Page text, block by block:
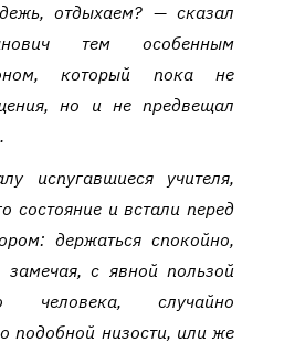
отдыхаем? — сказал
тем особенным
который пока не
но и не предвещал
испугавшиеся учителя,
состояние и встали перед
держаться спокойно,
замечая, с явной пользой
человека, случайно
подобной низости, или же